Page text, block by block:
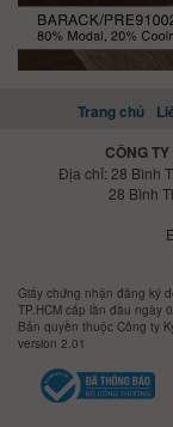
Trang chủ
CÔNG
Địa chỉ: 28 Bình
28 Bình
Giấy chứng nhận đăng ký
TP.HCM cấp lần đầu ngày
Bản quyền thuộc Công ty
version 2.01